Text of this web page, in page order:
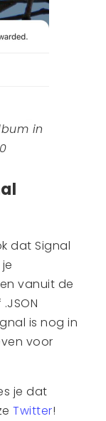
in
dat Signal
vanuit de
is nog in
voor
je dat
Twitter!